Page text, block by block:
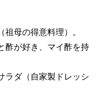
母の得意料理）。
酢が好き、マイ酢を持
ラダ（自家製ドレッシ